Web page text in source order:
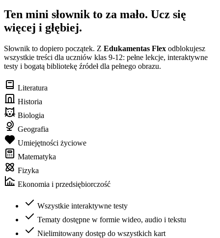
Ten mini słownik to za mało. Ucz się
więcej i głębiej.
Słownik to dopiero początek. Z Edukamentas Flex odblokujesz
wszystkie treści dla uczniów klas 9-12: pełne lekcje, interaktywne
testy i bogatą bibliotekę źródeł dla pełnego obrazu.
Literatura
Historia
Biologia
Geografia
Umiejętności życiowe
Matematyka
Fizyka
Ekonomia i przedsiębiorczość
Wszystkie interaktywne testy
Tematy dostępne w formie wideo, audio i tekstu
Nielimitowany dostęp do wszystkich kart